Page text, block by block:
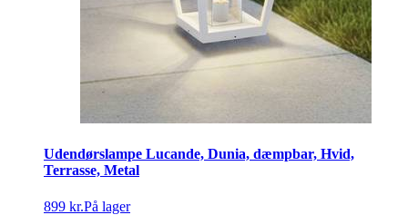
Udendørslampe Lucande, Dunia, dæmpbar, Hvid,
Terrasse, Metal
899 kr.På lager